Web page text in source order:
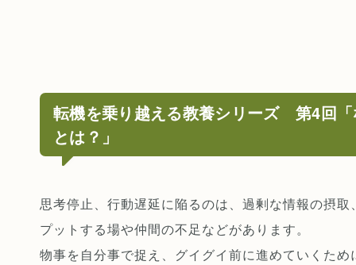
転機を乗り越える教養シリーズ 第4回
とは？」
思考停止、行動遅延に陥るのは、過剰な情報の摂
プットする場や仲間の不足などがあります。
物事を自分事で捉え、グイグイ前に進めていくた